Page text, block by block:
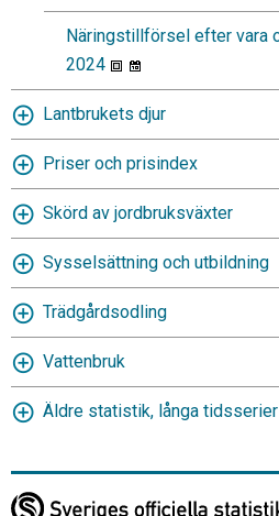
Näringstillförsel efter vara
2024
Lantbrukets djur
Priser och prisindex
Skörd av jordbruksväxter
Sysselsättning och utbildning
Trädgårdsodling
Vattenbruk
Äldre statistik, långa